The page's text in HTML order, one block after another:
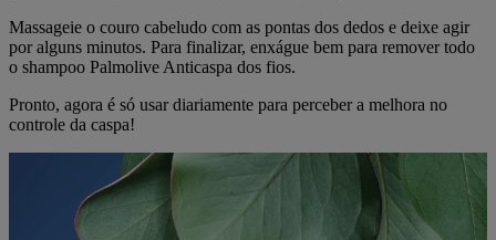
Massageie o couro cabeludo com as pontas dos dedos e deixe agir
por alguns minutos. Para finalizar, enxágue bem para remover todo
o shampoo Palmolive Anticaspa dos fios.
Pronto, agora é só usar diariamente para perceber a melhora no
controle da caspa!